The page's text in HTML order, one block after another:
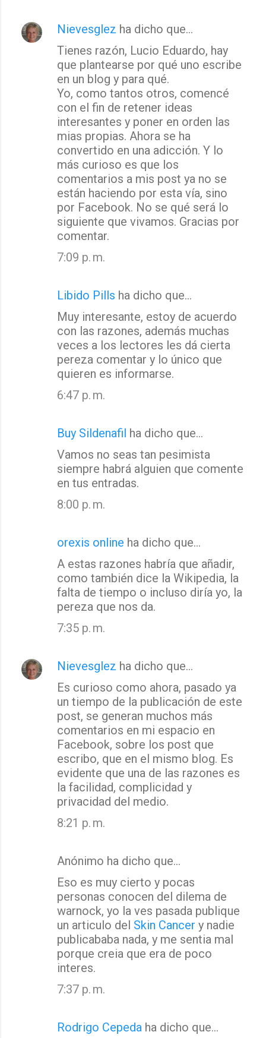
Nievesglez ha dicho que…
Tienes razón, Lucio Eduardo, hay
que plantearse por qué uno escribe
en un blog y para qué.
Yo, como tantos otros, comencé
con el fin de retener ideas
interesantes y poner en orden las
mias propias. Ahora se ha
convertido en una adicción. Y lo
más curioso es que los
comentarios a mis post ya no se
están haciendo por esta vía, sino
por Facebook. No se qué será lo
siguiente que vivamos. Gracias por
comentar.
7:09 p. m.
Libido Pills ha dicho que…
Muy interesante, estoy de acuerdo
con las razones, además muchas
veces a los lectores les dá cierta
pereza comentar y lo único que
quieren es informarse.
6:47 p. m.
Buy Sildenafil ha dicho que…
Vamos no seas tan pesimista
siempre habrá alguien que comente
en tus entradas.
8:00 p. m.
orexis online ha dicho que…
A estas razones habría que añadir,
como también dice la Wikipedia, la
falta de tiempo o incluso diría yo, la
pereza que nos da.
7:35 p. m.
Nievesglez ha dicho que…
Es curioso como ahora, pasado ya
un tiempo de la publicación de este
post, se generan muchos más
comentarios en mi espacio en
Facebook, sobre los post que
escribo, que en el mismo blog. Es
evidente que una de las razones es
la facilidad, complicidad y
privacidad del medio.
8:21 p. m.
Anónimo ha dicho que…
Eso es muy cierto y pocas
personas conocen del dilema de
warnock, yo la ves pasada publique
un articulo del Skin Cancer y nadie
publicababa nada, y me sentia mal
porque creia que era de poco
interes.
7:37 p. m.
Rodrigo Cepeda ha dicho que…